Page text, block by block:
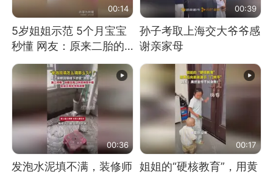
00:14
5岁姐姐示范 5个月宝宝
秒懂 网友：原来二胎的
快乐长这样
00:39
孙子考取上海交大爷爷感
谢亲家母
00:36
发泡水泥填不满，装修师
00:17
姐姐的“硬核教育”，用黄